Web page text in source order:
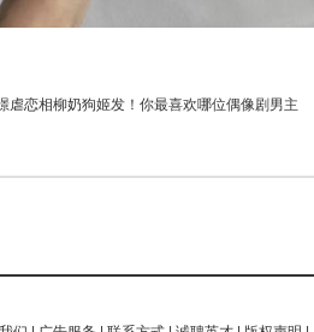
虐恋相柳奶狗姬发！你最喜欢哪位偶像剧男主